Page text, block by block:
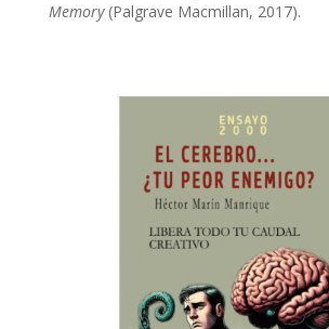
Memory(Palgrave Macmillan, 2017).